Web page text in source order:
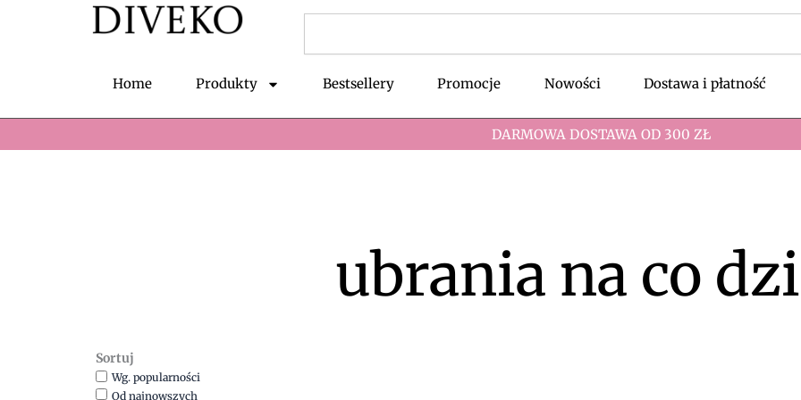
Home Produkty Bestsellery Promocje Nowości Dostawa i płatność
DARMOWA DOSTAWA OD 300 ZŁ
ubrania na co
Sortuj
Wg. popularności
Od najnowszych